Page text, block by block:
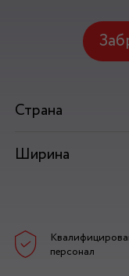
Страна
Ширина
персонал